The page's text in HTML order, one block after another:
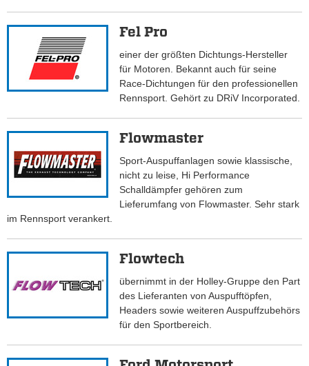
Fel Pro
einer der größten Dichtungs-Hersteller
für Motoren. Bekannt auch für seine
Race-Dichtungen für den professionellen
Rennsport. Gehört zu DRiV Incorporated.
Flowmaster
Sport-Auspuffanlagen sowie klassische,
nicht zu leise, Hi Performance
Schalldämpfer gehören zum
Lieferumfang von Flowmaster. Sehr stark
im Rennsport verankert.
Flowtech
übernimmt in der Holley-Gruppe den Part
des Lieferanten von Auspufftöpfen,
Headers sowie weiteren Auspuffzubehörs
für den Sportbereich.